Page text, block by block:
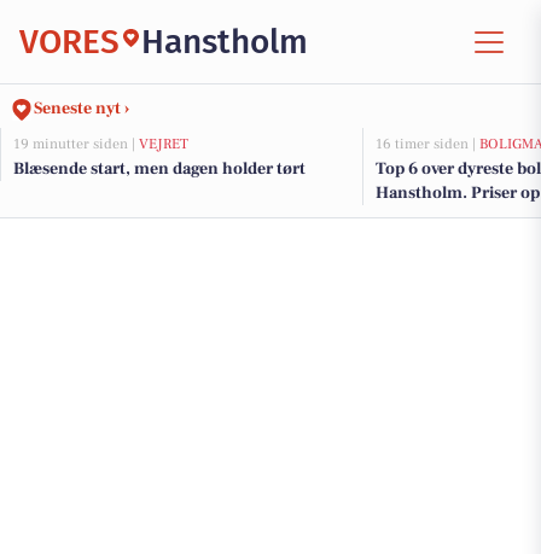
VORES Hanstholm
Seneste nyt ›
19 minutter siden | VEJRET
Blæsende start, men dagen holder tørt
16 timer siden |
Top 6 over dyreste
Hanstholm. Priser